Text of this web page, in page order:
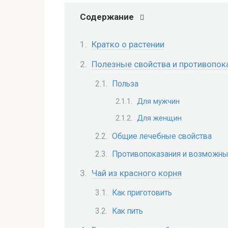
Содержание
Кратко о растении
Полезные свойства и
Польза
Для мужчин
Для женщин
Общие лечебные свойства
Противопоказания и
Чай из красного корня
Как приготовить
Как пить